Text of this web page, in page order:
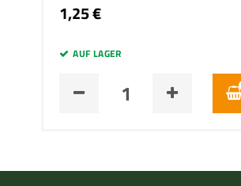
1,25 €
AUF LAGER